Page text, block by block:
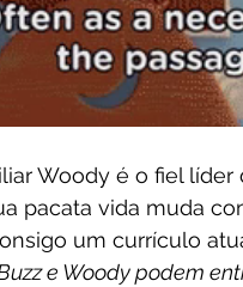
Woody é o fiel
pacata vida muda
um currículo
e Woody podem